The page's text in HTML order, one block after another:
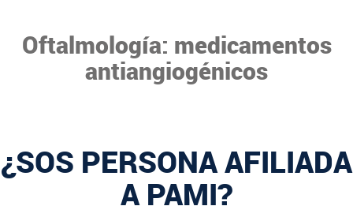
Oftalmología: medicamentos
antiangiogénicos
¿SOS PERSONA AFILIADA
A PAMI?